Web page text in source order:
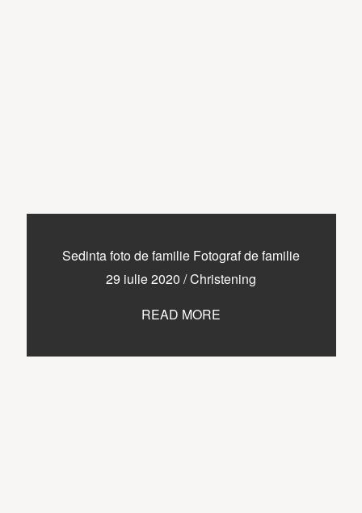
Sedinta foto de familie Fotograf de familie
29 iulie 2020 /Christening
READ MORE